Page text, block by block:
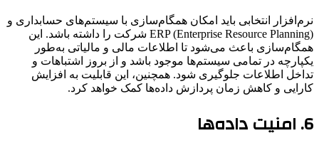
نرم‌افزار انتخابی باید امکان همگام‌سازی با سیستم‌های حسابداری و
ERP (Enterprise Resource Planning) شرکت را داشته باشد. این
همگام‌سازی باعث می‌شود تا اطلاعات مالی و مالیاتی به‌طور
یکپارچه در تمامی سیستم‌ها موجود باشد و از بروز اشتباهات و
تداخل اطلاعات جلوگیری شود. همچنین، این قابلیت به افزایش
کارایی و کاهش زمان پردازش داده‌ها کمک خواهد کرد.
6. امنیت داده‌ها